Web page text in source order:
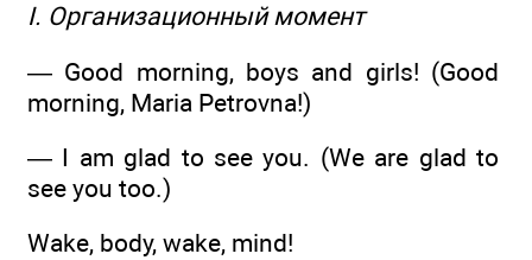
I. Организационный момент
— Good morning, boys and girls! (Good
morning, Maria Petrovna!)
— I am glad to see you. (We are glad to
see you too.)
Wake, body, wake, mind!